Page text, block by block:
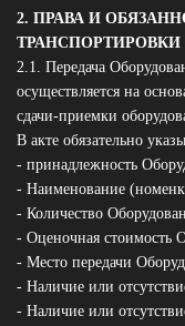
2. ПРАВА И
2.1. Передача
осуществляется на
сдачи-приемки
В акте обязательно
- принадлежность
- Наименование
- Количество
- Оценочная стоимость
- Место передачи
- Наличие или
- Наличие или